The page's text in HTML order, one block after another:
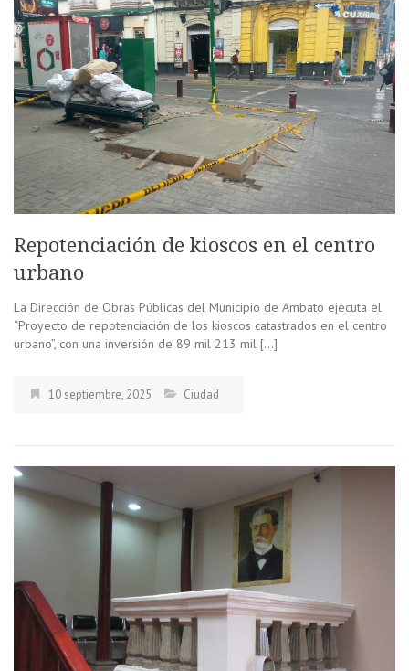
Repotenciación de kioscos en el centro
urbano
La Dirección de Obras Públicas del Municipio de Ambato ejecuta el
“Proyecto de repotenciación de los kioscos catastrados en el centro
urbano”, con una inversión de 89 mil 213 mil […]
10 septiembre, 2025 Ciudad